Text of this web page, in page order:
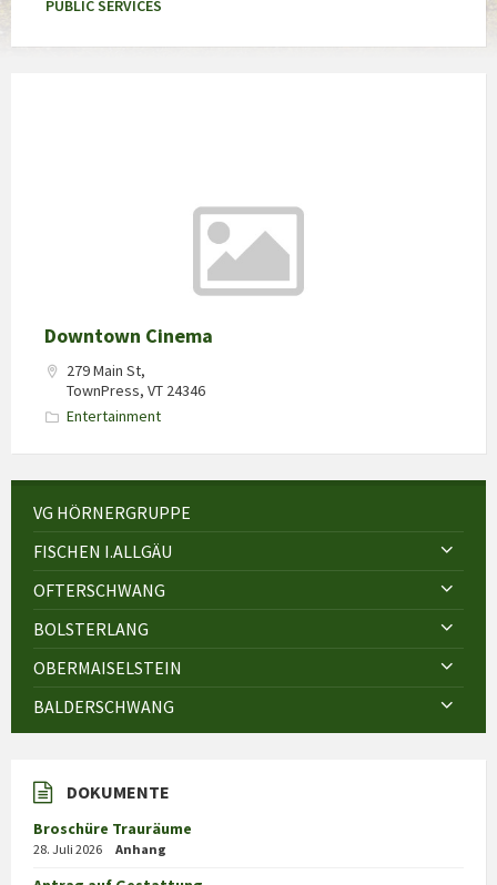
PUBLIC SERVICES
Downtown Cinema
279 Main St,
TownPress, VT 24346
Entertainment
VG HÖRNERGRUPPE
FISCHEN I.ALLGÄU
OFTERSCHWANG
BOLSTERLANG
OBERMAISELSTEIN
BALDERSCHWANG
DOKUMENTE
Broschüre Trauräume
28. Juli 2026 Anhang